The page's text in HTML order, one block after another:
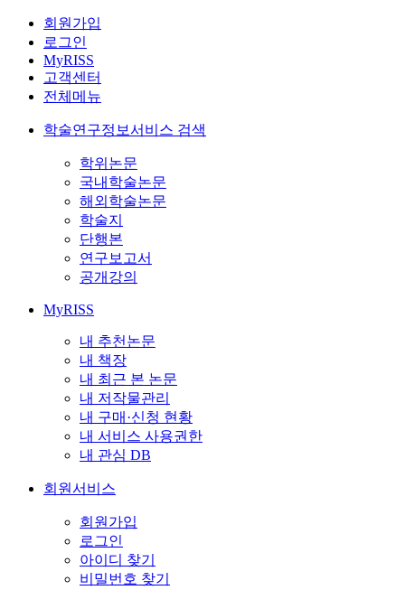
회원가입
로그인
MyRISS
고객센터
전체메뉴
학술연구정보서비스 검색
학위논문
국내학술논문
해외학술논문
학술지
단행본
연구보고서
공개강의
MyRISS
내 추천논문
내 책장
내 최근 본 논문
내 저작물관리
내 구매·신청 현황
내 서비스 사용권한
내 관심 DB
회원서비스
회원가입
로그인
아이디 찾기
비밀번호 찾기